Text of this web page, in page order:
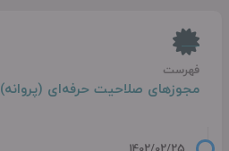
فهرست
مجوزهای صلاحیت حرفه‌ای (پروانه)